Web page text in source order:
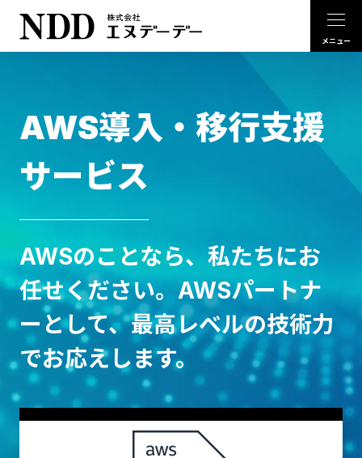
AWS導入・移行支援
サービス
AWSのことなら、私たちにお
任せください。AWSパートナ
ーとして、最高レベルの技術力
でお応えします。
お問い合わせ